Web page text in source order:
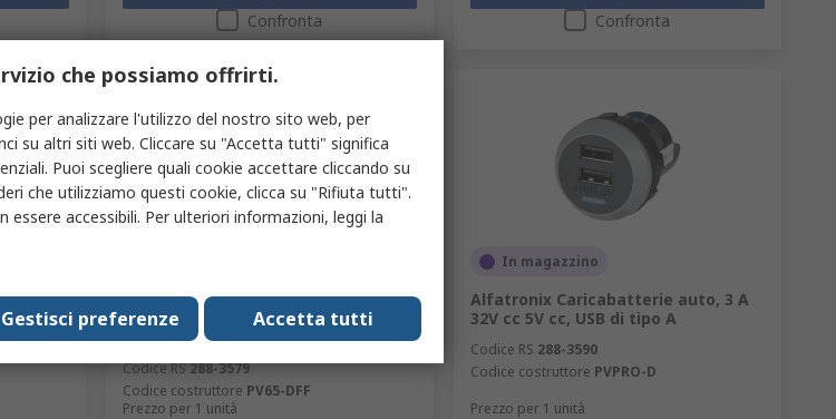
Confronta Confronta
PV,
cc
Alfatronix Caricabatteria da
automobile dual USB, 3 A 24V cc 5V
cc, USB di tipo A
Codice RS288-3579
Codice costruttore PV65-DFF
Prezzo per 1 unità
In magazzino
Alfatronix Caricabatterie auto, 3 A
32V cc 5V cc, USB di tipo A
Codice RS 288-3590
Codice costruttore PVPRO-D
Prezzo per 1 unità
che possiamo offrirti.
per analizzare l'utilizzo del nostro sito web, per
su altri siti web. Cliccare su "Accetta tutti" significa
Puoi scegliere quali cookie accettare cliccando su
che utilizziamo questi cookie, clicca su "Rifiuta tutti".
accessibili. Per ulteriori informazioni, leggi la
Accetta tutti
Gestisci preferenze